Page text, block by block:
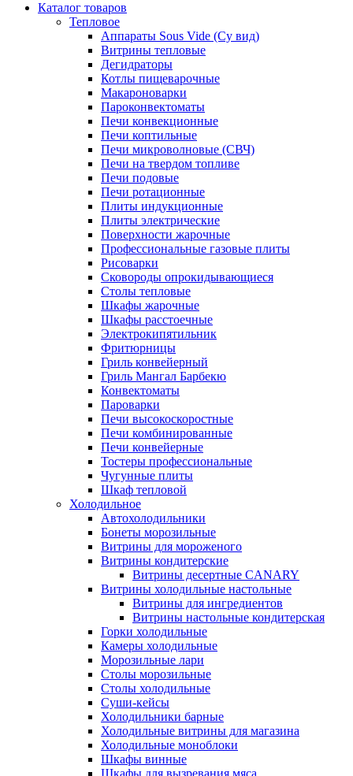
Каталог товаров
Тепловое
Аппараты Sous Vide (Су вид)
Витрины тепловые
Дегидраторы
Котлы пищеварочные
Макароноварки
Пароконвектоматы
Печи конвекционные
Печи коптильные
Печи микроволновые (СВЧ)
Печи на твердом топливе
Печи подовые
Печи ротационные
Плиты индукционные
Плиты электрические
Поверхности жарочные
Профессиональные газовые плиты
Рисоварки
Сковороды опрокидывающиеся
Столы тепловые
Шкафы жарочные
Шкафы расстоечные
Электрокипятильник
Фритюрницы
Гриль конвейерный
Гриль Мангал Барбекю
Конвектоматы
Пароварки
Печи высокоскоростные
Печи комбинированные
Печи конвейерные
Тостеры профессиональные
Чугунные плиты
Шкаф тепловой
Холодильное
Автохолодильники
Бонеты морозильные
Витрины для мороженого
Витрины кондитерские
Витрины десертные CANARY
Витрины холодильные настольные
Витрины для ингредиентов
Витрины настольные кондитерская
Горки холодильные
Камеры холодильные
Морозильные лари
Столы морозильные
Столы холодильные
Суши-кейсы
Холодильники барные
Холодильные витрины для магазина
Холодильные моноблоки
Шкафы винные
Шкафы для вызревания мяса